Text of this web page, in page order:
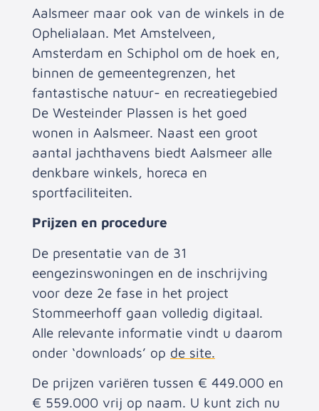
Aalsmeer maar ook van de winkels in de
Ophelialaan. Met Amstelveen,
Amsterdam en Schiphol om de hoek en,
binnen de gemeentegrenzen, het
fantastische natuur- en recreatiegebied
De Westeinder Plassen is het goed
wonen in Aalsmeer. Naast een groot
aantal jachthavens biedt Aalsmeer alle
denkbare winkels, horeca en
sportfaciliteiten.
Prijzen en procedure
De presentatie van de 31
eengezinswoningen en de inschrijving
voor deze 2e fase in het project
Stommeerhoff gaan volledig digitaal.
Alle relevante informatie vindt u daarom
onder ‘downloads’ op de site.
De prijzen variëren tussen € 449.000 en
€ 559.000 vrij op naam. U kunt zich nu